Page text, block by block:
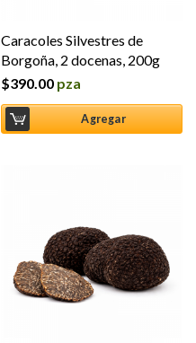
Caracoles Silvestres de
Borgoña, 2 docenas, 200g
$390.00 pza
Agregar